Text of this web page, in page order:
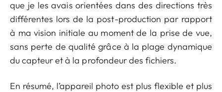
que je les avais orientées dans des directions très
différentes lors de la post-production par rapport
à ma vision initiale au moment de la prise de vue,
sans perte de qualité grâce à la plage dynamique
du capteur et à la profondeur des fichiers.
En résumé, l’appareil photo est plus flexible et plus